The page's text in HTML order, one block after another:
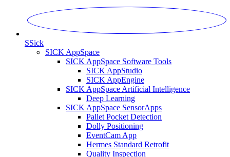
SSick
SICK AppSpace
SICK AppSpace Software Tools
SICK AppStudio
SICK AppEngine
SICK AppSpace Artificial Intelligence
Deep Learning
SICK AppSpace SensorApps
Pallet Pocket Detection
Dolly Positioning
EventCam App
Hermes Standard Retrofit
Quality Inspection